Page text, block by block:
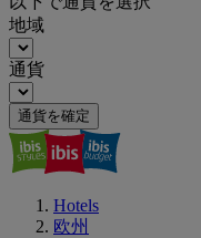
地域
通貨
通貨を確定
Hotels
欧州